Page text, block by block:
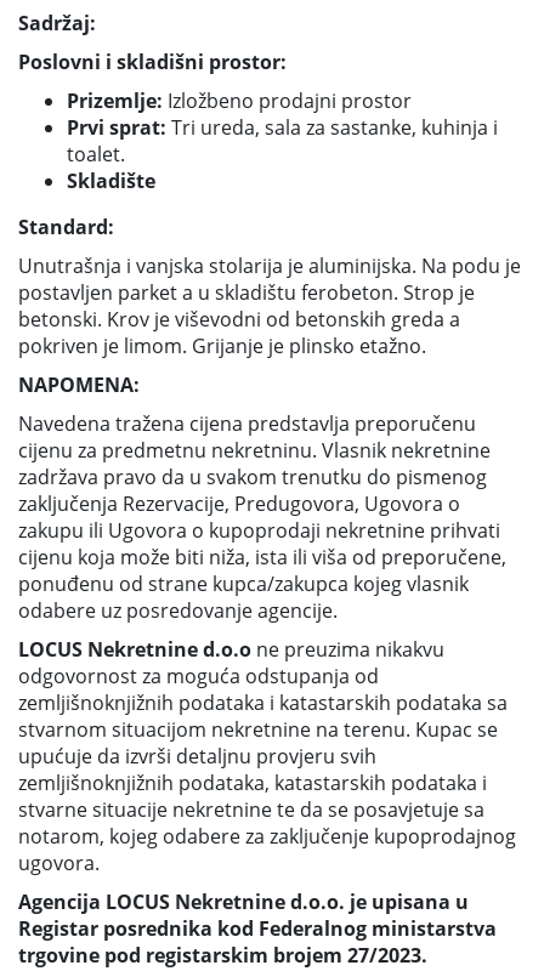
Sadržaj:
Poslovni i skladišni prostor:
Prizemlje: Izložbeno prodajni prostor
Prvi sprat: Tri ureda, sala za sastanke, kuhinja i
toalet.
Skladište
Standard:
Unutrašnja i vanjska stolarija je aluminijska. Na podu je
postavljen parket a u skladištu ferobeton. Strop je
betonski. Krov je viševodni od betonskih greda a
pokriven je limom. Grijanje je plinsko etažno.
NAPOMENA:
Navedena tražena cijena predstavlja preporučenu
cijenu za predmetnu nekretninu. Vlasnik nekretnine
zadržava pravo da u svakom trenutku do pismenog
zaključenja Rezervacije, Predugovora, Ugovora o
zakupu ili Ugovora o kupoprodaji nekretnine prihvati
cijenu koja može biti niža, ista ili viša od preporučene,
ponuđenu od strane kupca/zakupca kojeg vlasnik
odabere uz posredovanje agencije.
LOCUS Nekretnine d.o.o ne preuzima nikakvu
odgovornost za moguća odstupanja od
zemljišnoknjižnih podataka i katastarskih podataka sa
stvarnom situacijom nekretnine na terenu. Kupac se
upućuje da izvrši detaljnu provjeru svih
zemljišnoknjižnih podataka, katastarskih podataka i
stvarne situacije nekretnine te da se posavjetuje sa
notarom, kojeg odabere za zaključenje kupoprodajnog
ugovora.
Agencija LOCUS Nekretnine d.o.o. je upisana u
Registar posrednika kod Federalnog ministarstva
trgovine pod registarskim brojem 27/2023.